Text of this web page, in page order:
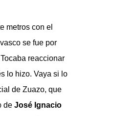
metros con el
se fue por
reaccionar
lo hizo. Vaya si lo
de Zuazo, que
de José Ignacio